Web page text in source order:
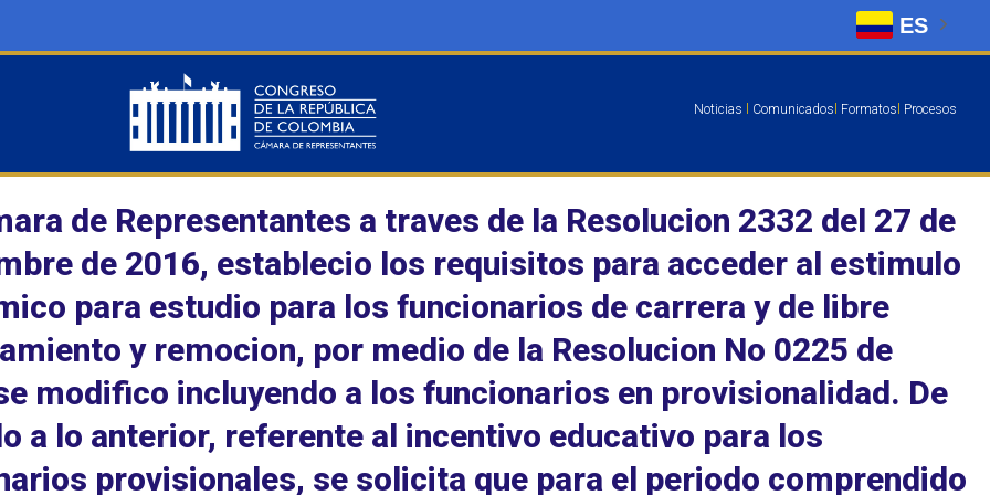
Noticias Comunicados Formatos Procesos
de Representantes a traves de la Resolucion 2332 del 27 de
de 2016, establecio los requisitos para acceder al estimulo
para estudio para los funcionarios de carrera y de libre
y remocion, por medio de la Resolucion No 0225 de
modifico incluyendo a los funcionarios en provisionalidad. De
a lo anterior, referente al incentivo educativo para los
provisionales, se solicita que para el periodo comprendido
ES